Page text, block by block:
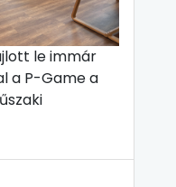
le immár
a P-Game a